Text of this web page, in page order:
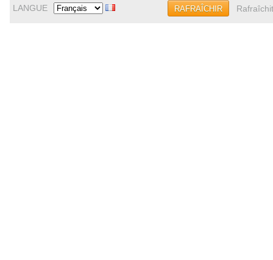
LANGUE RAFRAÎCHIR